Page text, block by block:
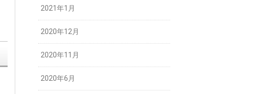
2021年1月
2020年12月
2020年11月
2020年6月